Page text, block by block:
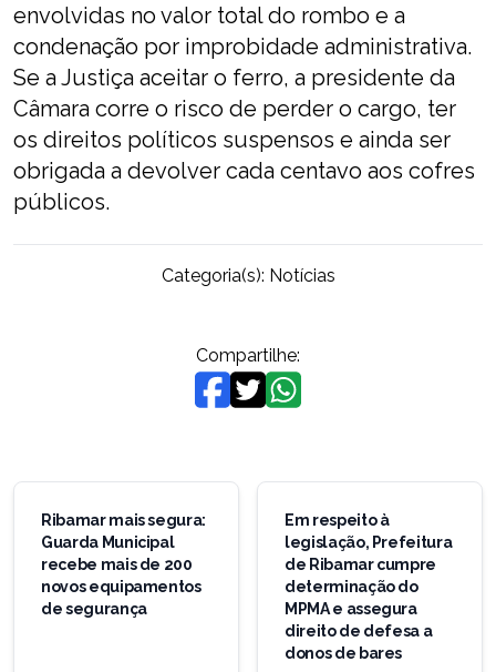
envolvidas no valor total do rombo e a
condenação por improbidade administrativa.
Se a Justiça aceitar o ferro, a presidente da
Câmara corre o risco de perder o cargo, ter
os direitos políticos suspensos e ainda ser
obrigada a devolver cada centavo aos cofres
públicos.
Categoria(s): Notícias
Compartilhe:
Navegação
Post
Ribamar mais segura:
Guarda Municipal
recebe mais de 200
novos equipamentos
de segurança
Em respeito à
legislação, Prefeitura
de Ribamar cumpre
determinação do
MPMA e assegura
direito de defesa a
donos de bares